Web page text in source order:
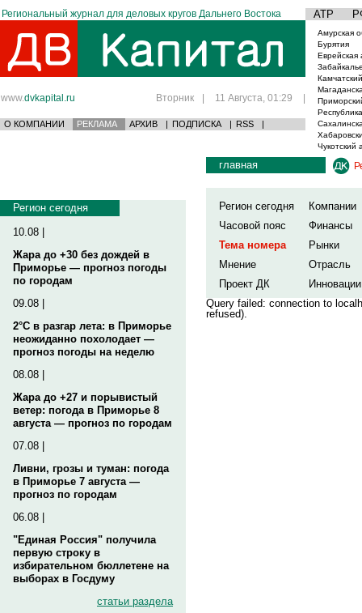
Региональный журнал для деловых кругов Дальнего Востока АТР
www.dvkapital.ru Вторник | 11 Августа, 01:29 |
О КОМПАНИИ РЕКЛАМА АРХИВ | ПОДПИСКА | RSS |
Амурская
Бурятия
Еврейская
Чукотский
Регион сегодня
10.08 |
Жара до +30 без дождей в
Приморье — прогноз погоды
по городам
09.08 |
2°C в разгар лета: в Приморье
неожиданно похолодает —
прогноз погоды на неделю
08.08 |
Жара до +27 и порывистый
ветер: погода в Приморье 8
августа — прогноз по городам
07.08 |
Ливни, грозы и туман: погода
в Приморье 7 августа —
прогноз по городам
06.08 |
"Единая Россия" получила
первую строку в
избирательном бюллетене на
выборах в Госдуму
статьи раздела
главная
Регион сегодня
Компании
Часовой пояс
Финансы
Тема номера
Рынки
Мнение
Отрасль
Проект ДК
Инновации
Query failed: connection to
refused).